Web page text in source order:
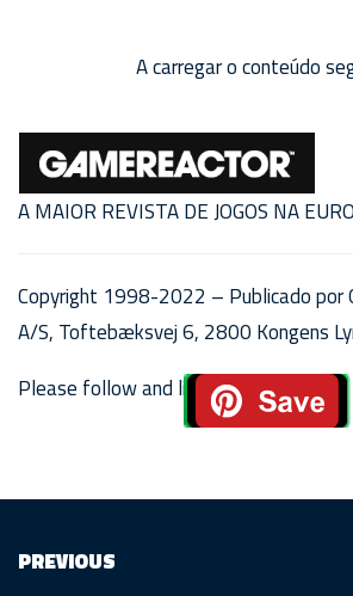
A carregar o conteúdo
A MAIOR REVISTA DE JOGOS NA
Copyright 1998-2022 – Publicado por
A/S, Toftebæksvej 6, 2800 Kongens
Please follow and like us:
PREVIOUS